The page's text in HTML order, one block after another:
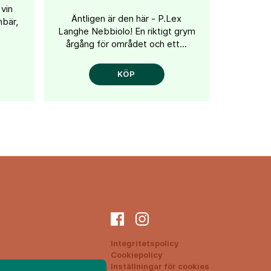
Äntligen är den här - P.Lex
Langhe Nebbiolo! En riktigt grym
årgång för området och ett...
KÖP
Integritetspolicy
Cookiepolicy
Inställningar för cookies